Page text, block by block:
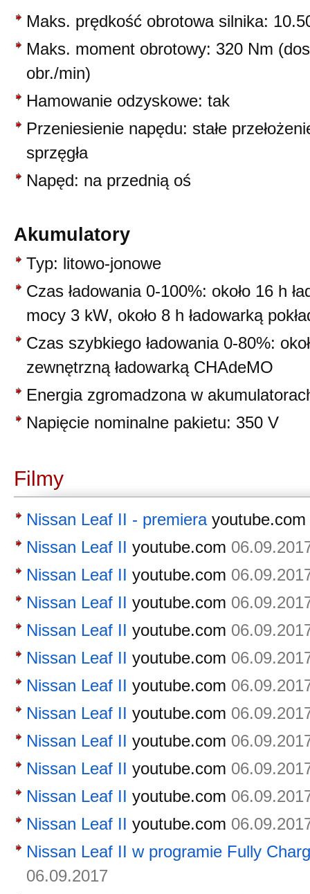
Maks. prędkość obrotowa silnika:
Maks. moment obrotowy: 320 Nm
obr./min)
Hamowanie odzyskowe: tak
Przeniesienie napędu: stałe
sprzęgła
Napęd: na przednią oś
Akumulatory
Typ: litowo-jonowe
Czas ładowania 0-100%: około 16 h
mocy 3 kW, około 8 h ładowarką
Czas szybkiego ładowania 0-80%:
zewnętrzną ładowarką CHAdeMO
Energia zgromadzona w
Napięcie nominalne pakietu: 350 V
Filmy
Nissan Leaf II - premiera youtube.com
Nissan Leaf II youtube.com
Nissan Leaf II youtube.com
Nissan Leaf II youtube.com
Nissan Leaf II youtube.com
Nissan Leaf II youtube.com
Nissan Leaf II youtube.com
Nissan Leaf II youtube.com
Nissan Leaf II youtube.com
Nissan Leaf II youtube.com
Nissan Leaf II youtube.com
Nissan Leaf II youtube.com
Nissan Leaf II w programie Fully
06.09.2017